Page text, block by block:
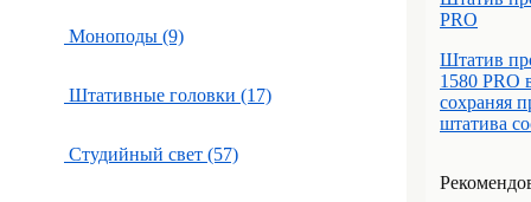
Моноподы (9)
Штативные головки (17)
Студийный свет (57)
PRO
Штатив
1580 PRO
сохраняя
штатива